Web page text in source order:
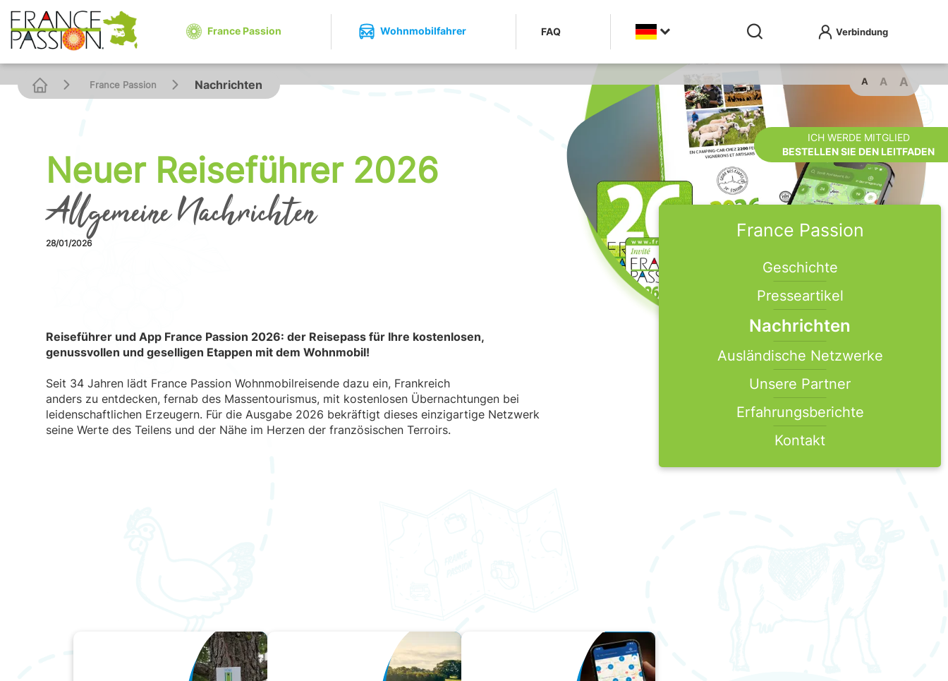
France Passion Wohnmobilfahrer FAQ
ICH WERDE MITGLIED
BESTELLEN SIE DEN LEITFADEN
France Passion Nachrichten A A A
Neuer Reiseführer 2026
Allgemeine Nachrichten
28/01/2026
Reiseführer und App France Passion 2026: der Reisepass für Ihre kostenlosen,
genussvollen und geselligen Etappen mit dem Wohnmobil!
Seit 34 Jahren lädt France Passion Wohnmobilreisende dazu ein, Frankreich
anders zu entdecken, fernab des Massentourismus, mit kostenlosen Übernachtungen bei
leidenschaftlichen Erzeugern. Für die Ausgabe 2026 bekräftigt dieses einzigartige Netzwerk
seine Werte des Teilens und der Nähe im Herzen der französischen Terroirs.
France Passion
Geschichte
Presseartikel
Nachrichten
Ausländische Netzwerke
Unsere Partner
Erfahrungsberichte
Kontakt